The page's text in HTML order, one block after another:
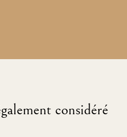
considéré